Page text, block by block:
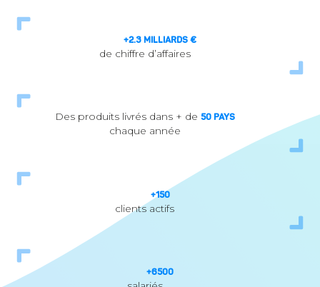
+2.3 MILLIARDS €
de chiffre d’affaires
Des produits livrés dans + de 50PAYS
chaque année
+150
clients actifs
+6500